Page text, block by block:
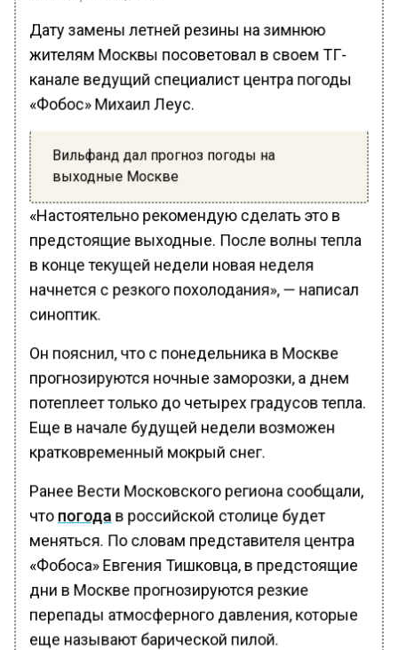
Дату замены летней резины на зимнюю
жителям Москвы посоветовал в своем ТГ-
канале ведущий специалист центра погоды
«Фобос» Михаил Леус.
Вильфанд дал прогноз погоды на
выходные Москве
«Настоятельно рекомендую сделать это в
предстоящие выходные. После волны тепла
в конце текущей недели новая неделя
начнется с резкого похолодания», — написал
синоптик.
Он пояснил, что с понедельника в Москве
прогнозируются ночные заморозки, а днем
потеплеет только до четырех градусов тепла.
Еще в начале будущей недели возможен
кратковременный мокрый снег.
Ранее Вести Московского региона сообщали,
чтопогода в российской столице будет
меняться. По словам представителя центра
«Фобоса» Евгения Тишковца, в предстоящие
дни в Москве прогнозируются резкие
перепады атмосферного давления, которые
еще называют барической пилой.